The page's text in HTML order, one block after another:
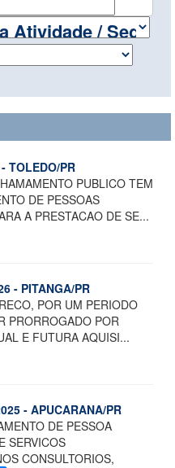
TOLEDO/PR
PUBLICO TEM
DE PESSOAS
A PRESTACAO DE SE...
- PITANGA/PR
POR UM PERIODO
PRORROGADO POR
E FUTURA AQUISI...
- APUCARANA/PR
DE PESSOA
SERVICOS
CONSULTORIOS,